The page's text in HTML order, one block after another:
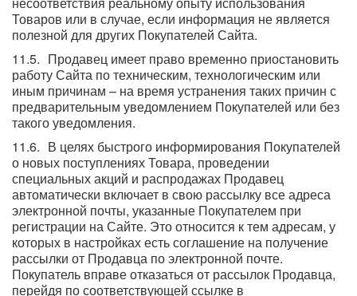
Товаров или в случае, если информация не является
полезной для других Покупателей Сайта.
Продавец имеет право временно приостановить
работу Сайта по техническим, технологическим или
иным причинам – на время устранения таких причин с
предварительным уведомлением Покупателей или без
такого уведомления.
В целях быстрого информирования Покупателей
о новых поступлениях Товара, проведении
специальных акций и распродажах Продавец
автоматически включает в свою рассылку все адреса
электронной почты, указанные Покупателем при
регистрации на Сайте. Это относится к тем адресам, у
которых в настройках есть соглашение на получение
рассылки от Продавца по электронной почте.
Покупатель вправе отказаться от рассылок Продавца,
перейдя по соответствующей ссылке в